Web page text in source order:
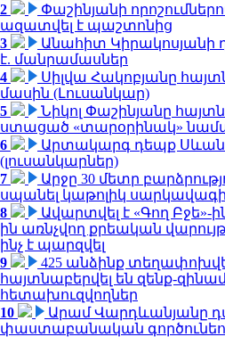
2
Փաշինյանի
ազատվել է պաշտոնից
3
Անահիտ Կիրակոսյանի
է. մանրամասներ
4
Սիլվա Հակոբյանը
մասին (Լուսանկար)
5
Նիկոլ Փաշինյանը
ստացած «տարօրինակ»
6
Արտակարգ դեպք
(լուսանկարներ)
7
Արջը 30 մետր
սպանել կաթոլիկ
8
Ավարտվել է «Գող Բջե»-
ին առնչվող քրեական
ինչ է պարզվել
9
425 անձինք
հայտնաբերվել են զենք-
հետախուզվողներ
10
Արամ Վարդևանյանը
փաստաբանական